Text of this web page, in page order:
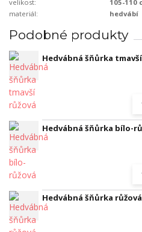
velikost:
105-110
materiál:
hedvábí
Podobné produkty
Hedvábná šňůrka
Hedvábná šňůrka bílo-
Hedvábná šňůrka růžová